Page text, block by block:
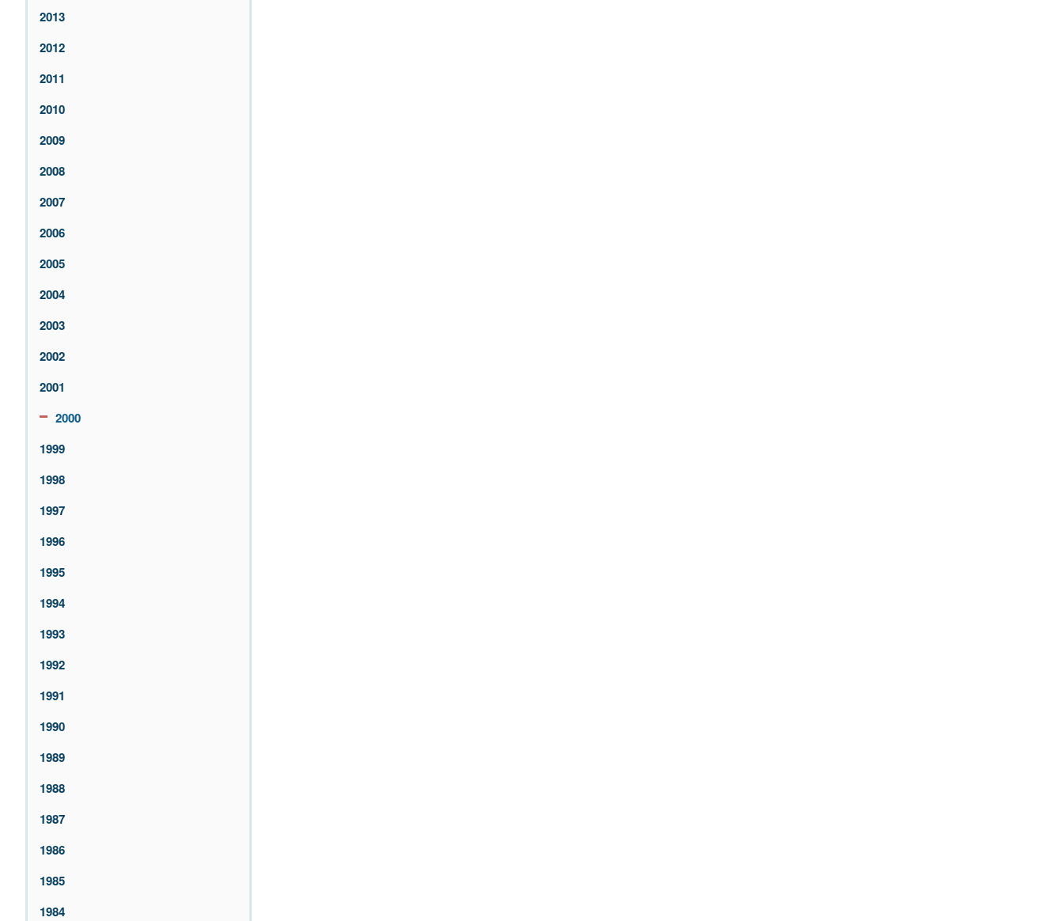
2013
2012
2011
2010
2009
2008
2007
2006
2005
2004
2003
2002
2001
2000
1999
1998
1997
1996
1995
1994
1993
1992
1991
1990
1989
1988
1987
1986
1985
1984